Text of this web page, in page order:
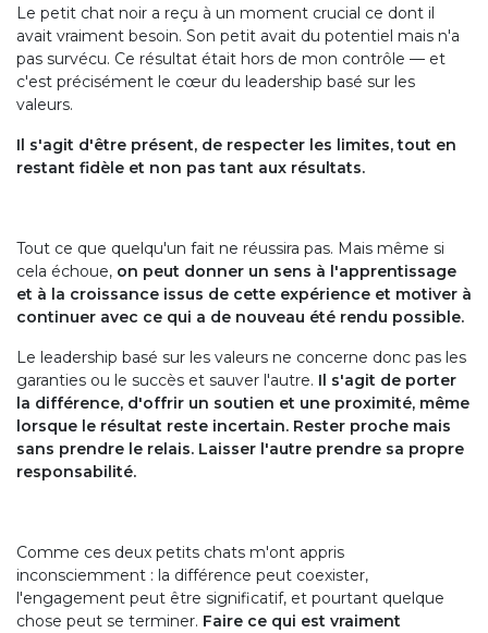
Le petit chat noir a reçu à un moment crucial ce dont il
avait vraiment besoin. Son petit avait du potentiel mais n'a
pas survécu. Ce résultat était hors de mon contrôle — et
c'est précisément le cœur du leadership basé sur les
valeurs.
Il s'agit d'être présent, de respecter les limites, tout en
restant fidèle et non pas tant aux résultats.
Tout ce que quelqu'un fait ne réussira pas. Mais même si
cela échoue, on peut donner un sens à l'apprentissage
et à la croissance issus de cette expérience et motiver à
continuer avec ce qui a de nouveau été rendu possible.
Le leadership basé sur les valeurs ne concerne donc pas les
garanties ou le succès et sauver l'autre. Il s'agit de porter
la différence, d'offrir un soutien et une proximité, même
lorsque le résultat reste incertain. Rester proche mais
sans prendre le relais. Laisser l'autre prendre sa propre
responsabilité.
Comme ces deux petits chats m'ont appris
inconsciemment : la différence peut coexister,
l'engagement peut être significatif, et pourtant quelque
chose peut se terminer. Faire ce qui est vraiment